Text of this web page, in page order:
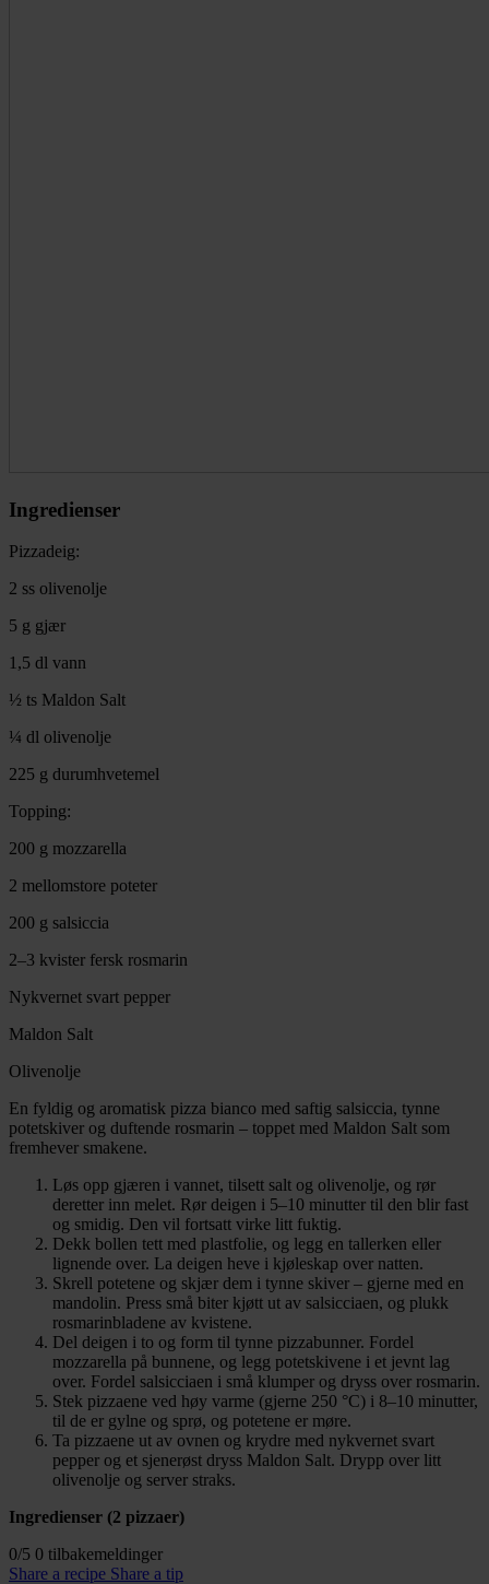
Ingredienser
Pizzadeig:
2 ss olivenolje
5 g gjær
1,5 dl vann
½ ts Maldon Salt
¼ dl olivenolje
225 g durumhvetemel
Topping:
200 g mozzarella
2 mellomstore poteter
200 g salsiccia
2–3 kvister fersk rosmarin
Nykvernet svart pepper
Maldon Salt
Olivenolje
En fyldig og aromatisk pizza bianco med saftig salsiccia, tynne
potetskiver og duftende rosmarin – toppet med Maldon Salt som
fremhever smakene.
Løs opp gjæren i vannet, tilsett salt og olivenolje, og rør
deretter inn melet. Rør deigen i 5–10 minutter til den blir fast
og smidig. Den vil fortsatt virke litt fuktig.
Dekk bollen tett med plastfolie, og legg en tallerken eller
lignende over. La deigen heve i kjøleskap over natten.
Skrell potetene og skjær dem i tynne skiver – gjerne med en
mandolin. Press små biter kjøtt ut av salsicciaen, og plukk
rosmarinbladene av kvistene.
Del deigen i to og form til tynne pizzabunner. Fordel
mozzarella på bunnene, og legg potetskivene i et jevnt lag
over. Fordel salsicciaen i små klumper og dryss over rosmarin.
Stek pizzaene ved høy varme (gjerne 250 °C) i 8–10 minutter,
til de er gylne og sprø, og potetene er møre.
Ta pizzaene ut av ovnen og krydre med nykvernet svart
pepper og et sjenerøst dryss Maldon Salt. Drypp over litt
olivenolje og server straks.
Ingredienser (2 pizzaer)
0/5 0 tilbakemeldinger
Share a recipe Share a tip